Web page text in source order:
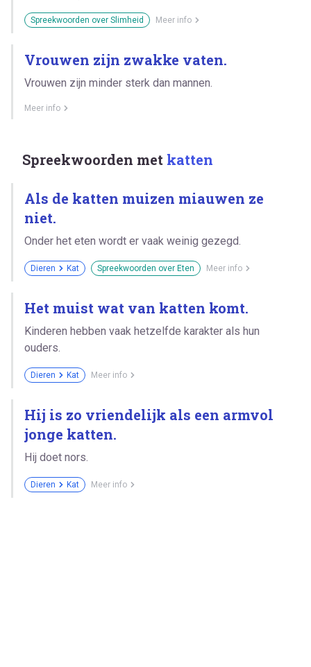
Spreekwoorden over Slimheid Meer info
Vrouwen zijn zwakke vaten.
Vrouwen zijn minder sterk dan mannen.
Meer info
Spreekwoorden met katten
Als de katten muizen miauwen ze
niet.
Onder het eten wordt er vaak weinig gezegd.
Dieren Kat Spreekwoorden over Eten Meer info
Het muist wat van katten komt.
Kinderen hebben vaak hetzelfde karakter als hun
ouders.
Dieren Kat Meer info
Hij is zo vriendelijk als een armvol
jonge katten.
Hij doet nors.
Dieren Kat Meer info